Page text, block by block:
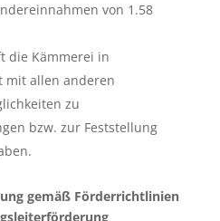
von 1.58
die Kämmerei in
mit allen anderen
zu
bzw. zur Feststellung
gemäß Förderrichtlinien